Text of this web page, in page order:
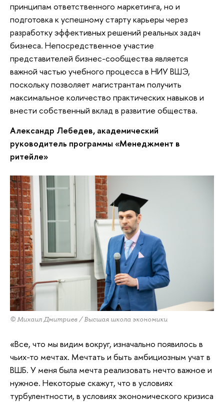
принципам ответственного маркетинга, но и
подготовка к успешному старту карьеры через
разработку эффективных решений реальных задач
бизнеса. Непосредственное участие
представителей бизнес-сообщества является
важной частью учебного процесса в НИУ ВШЭ,
поскольку позволяет магистрантам получить
максимальное количество практических навыков и
внести собственный вклад в развитие общества.
Александр Лебедев, академический
руководитель программы «Менеджмент в
ритейле»
© Михаил Дмитриев / Высшая школа экономики
«Все, что мы видим вокруг, изначально появилось в
чьих-то мечтах. Мечтать и быть амбициозным учат в
ВШБ. У меня была мечта реализовать нечто важное и
нужное. Некоторые скажут, что в условиях
турбулентности, в условиях экономического кризиса